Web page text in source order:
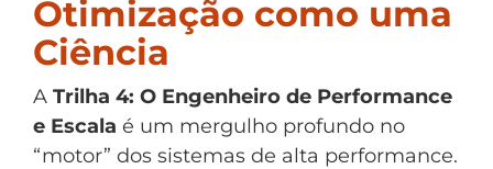
Otimização como uma
Ciência
A Trilha 4: O Engenheiro de Performance
e Escala é um mergulho profundo no
“motor” dos sistemas de alta performance.